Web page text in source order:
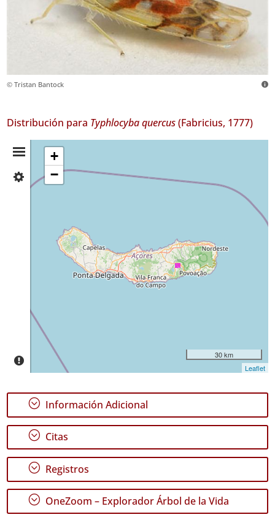
© Tristan Bantock
Distribución para Typhlocyba quercus(Fabricius, 1777)
Resumen
de✓
São
Nivel
Precisión
Rango
de
Fechas
GBIF -
Ocurrencias
🔗 GBIF
España
🔗 GBIF
World
+
−
30 km
Leaflet
; Información Adicional
; Citas
; Registros
; OneZoom – Explorador Árbol de la Vida